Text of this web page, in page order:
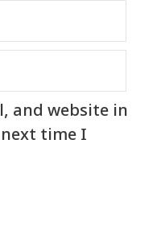
and website in
time I